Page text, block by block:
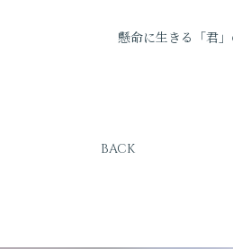
懸命に生きる「君
BACK